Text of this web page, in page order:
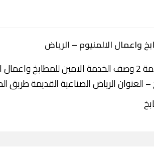
واعمال الالمنيوم – الرياض
مستوى أسعار الخدمة 2 وصف الخدمة الامين
الرياض الصناعية القديمة طريق